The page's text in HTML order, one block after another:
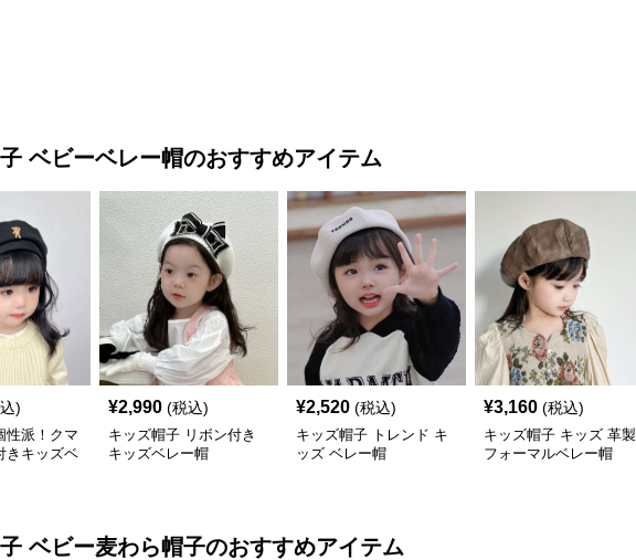
ベビーベレー帽のおすすめアイテム
)
性派！クマ
きキッズベ
¥2,990 (税込)
キッズ帽子 リボン付き
キッズベレー帽
¥2,520 (税込)
キッズ帽子 トレンド キ
ッズ ベレー帽
¥3,160 (税込)
キッズ帽子 キッズ 革製
フォーマルベレー帽
ベビー麦わら帽子のおすすめアイテム